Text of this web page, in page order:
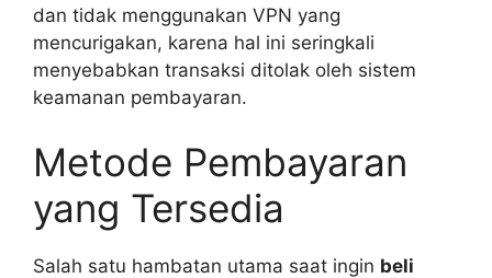
dan tidak menggunakan VPN yang
mencurigakan, karena hal ini seringkali
menyebabkan transaksi ditolak oleh sistem
keamanan pembayaran.
Metode Pembayaran
yang Tersedia
Salah satu hambatan utama saat ingin beli